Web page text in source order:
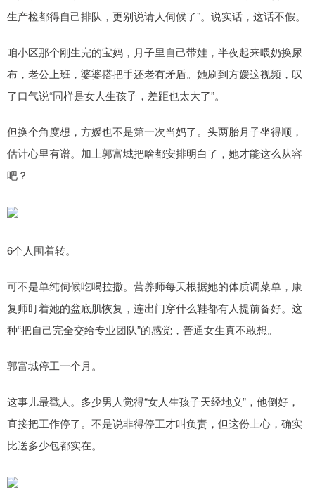
生产检都得自己排队，更别说请人伺候了”。说实话，这话不假。
咱小区那个刚生完的宝妈，月子里自己带娃，半夜起来喂奶换尿
布，老公上班，婆婆搭把手还老有矛盾。她刷到方媛这视频，叹
了口气说“同样是女人生孩子，差距也太大了”。
但换个角度想，方媛也不是第一次当妈了。头两胎月子坐得顺，
估计心里有谱。加上郭富城把啥都安排明白了，她才能这么从容
吧？
6个人围着转。
可不是单纯伺候吃喝拉撒。营养师每天根据她的体质调菜单，康
复师盯着她的盆底肌恢复，连出门穿什么鞋都有人提前备好。这
种“把自己完全交给专业团队”的感觉，普通女生真不敢想。
郭富城停工一个月。
这事儿最戳人。多少男人觉得“女人生孩子天经地义”，他倒好，
直接把工作停了。不是说非得停工才叫负责，但这份上心，确实
比送多少包都实在。